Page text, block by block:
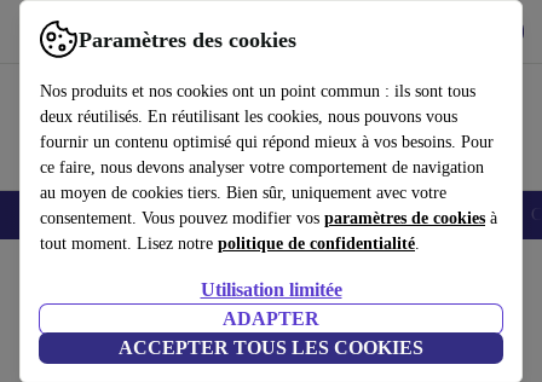
Paramètres des cookies
Nos produits et nos cookies ont un point commun : ils sont tous
deux réutilisés. En réutilisant les cookies, nous pouvons vous
fournir un contenu optimisé qui répond mieux à vos besoins. Pour
ce faire, nous devons analyser votre comportement de navigation
au moyen de cookies tiers. Bien sûr, uniquement avec votre
consentement. Vous pouvez modifier vos paramètres de cookies à
tout moment. Lisez notre politique de confidentialité.
Utilisation limitée
ADAPTER
ACCEPTER TOUS LES COOKIES
Utilisez refurbed rapidement et facilement
Smartphones Laptops Tablettes Montres connectées Accessoires
HP ZBook 15 G4 | i7-7820HQ | 15.6"
16 GB | 2 x 256 GB SSD | 4K | FP | M2200 | Rétroéclairage du